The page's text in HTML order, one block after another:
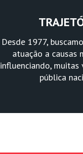
Desde 1977,
atuação a causas
influenciando, muitas
pública